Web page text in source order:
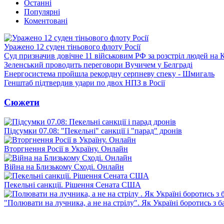
Останні
Популярні
Коментовані
Уражено 12 суден тіньового флоту Росії
Суд призначив довічне 11 військовим РФ за розстріл людей на
Зеленський проводить переговори Вучичем у Белграді
Енергосистема пройшла рекордну серпневу спеку - Шмигаль
Генштаб підтвердив удари по двох НПЗ в Росії
Сюжети
Підсумки 07.08: "Пекельні" санкції і "парад" дронів
Вторгнення Росії в Україну. Онлайн
Війна на Близькому Сході. Онлайн
Пекельні санкції. Рішення Сената США
"Полювати на лучника, а не на стрілу". Як Україні боротись з